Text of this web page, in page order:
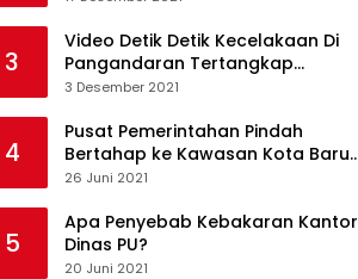
3
Video Detik Detik Kecelakaan Di
Pangandaran Tertangkap
Kamera Handphone
3 Desember 2021
4
Pusat Pemerintahan Pindah
Bertahap ke Kawasan Kota Baru
Pangandaran
26 Juni 2021
5
Apa Penyebab Kebakaran Kantor
Dinas PU?
20 Juni 2021